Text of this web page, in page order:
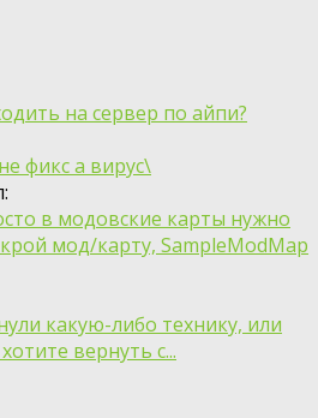
на сервер по айпи?
фикс а вирус\
в модовские карты нужно
мод/карту, SampleModMap
какую-либо технику, или
вернуть с...